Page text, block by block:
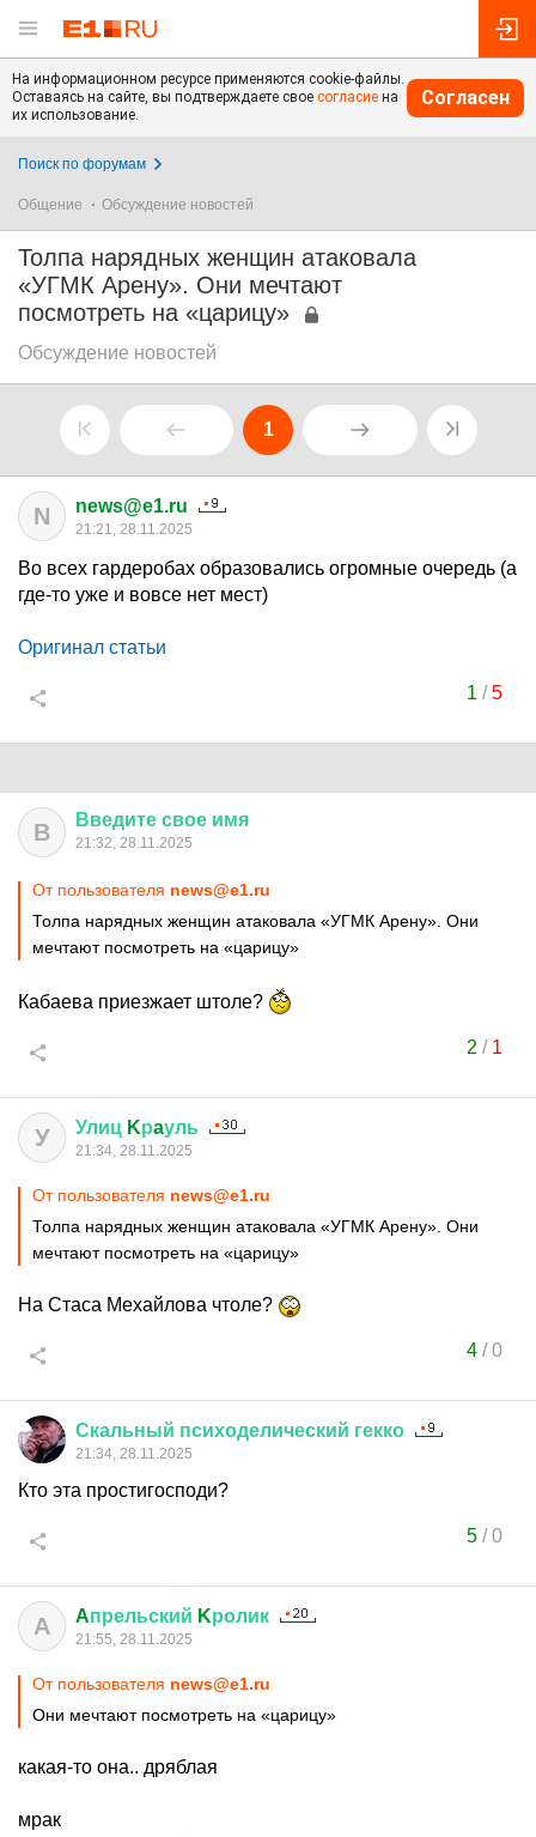
На информационном ресурсе применяются cookie-файлы.
Оставаясь на сайте, вы подтверждаете свое согласие на
их использование.
Согласен
Поиск по форумам
Общение Обсуждение новостей
Толпа нарядных женщин атаковала
«УГМК Арену». Они мечтают
посмотреть на «царицу»
Обсуждение новостей
1
N news@e1.ru
21:21, 28.11.2025
Во всех гардеробах образовались огромные очередь (а
где-то уже и вовсе нет мест)
Оригинал статьи
1 /5
В Введите свое имя
21:32, 28.11.2025
От пользователя news@e1.ru
Толпа нарядных женщин атаковала «УГМК Арену». Они
мечтают посмотреть на «царицу»
Кабаева приезжает штоле?
2 / 1
У Улиц Kрaуль
21:34, 28.11.2025
От пользователя news@e1.ru
Толпа нарядных женщин атаковала «УГМК Арену». Они
мечтают посмотреть на «царицу»
На Стаса Мехайлова чтоле?
4/0
Скальный психоделический гекко
21:34, 28.11.2025
Кто эта простигосподи?
5/0
A Aпрельский Kролик
21:55, 28.11.2025
От пользователя news@e1.ru
Они мечтают посмотреть на «царицу»
какая-то она.. дряблая
мрак